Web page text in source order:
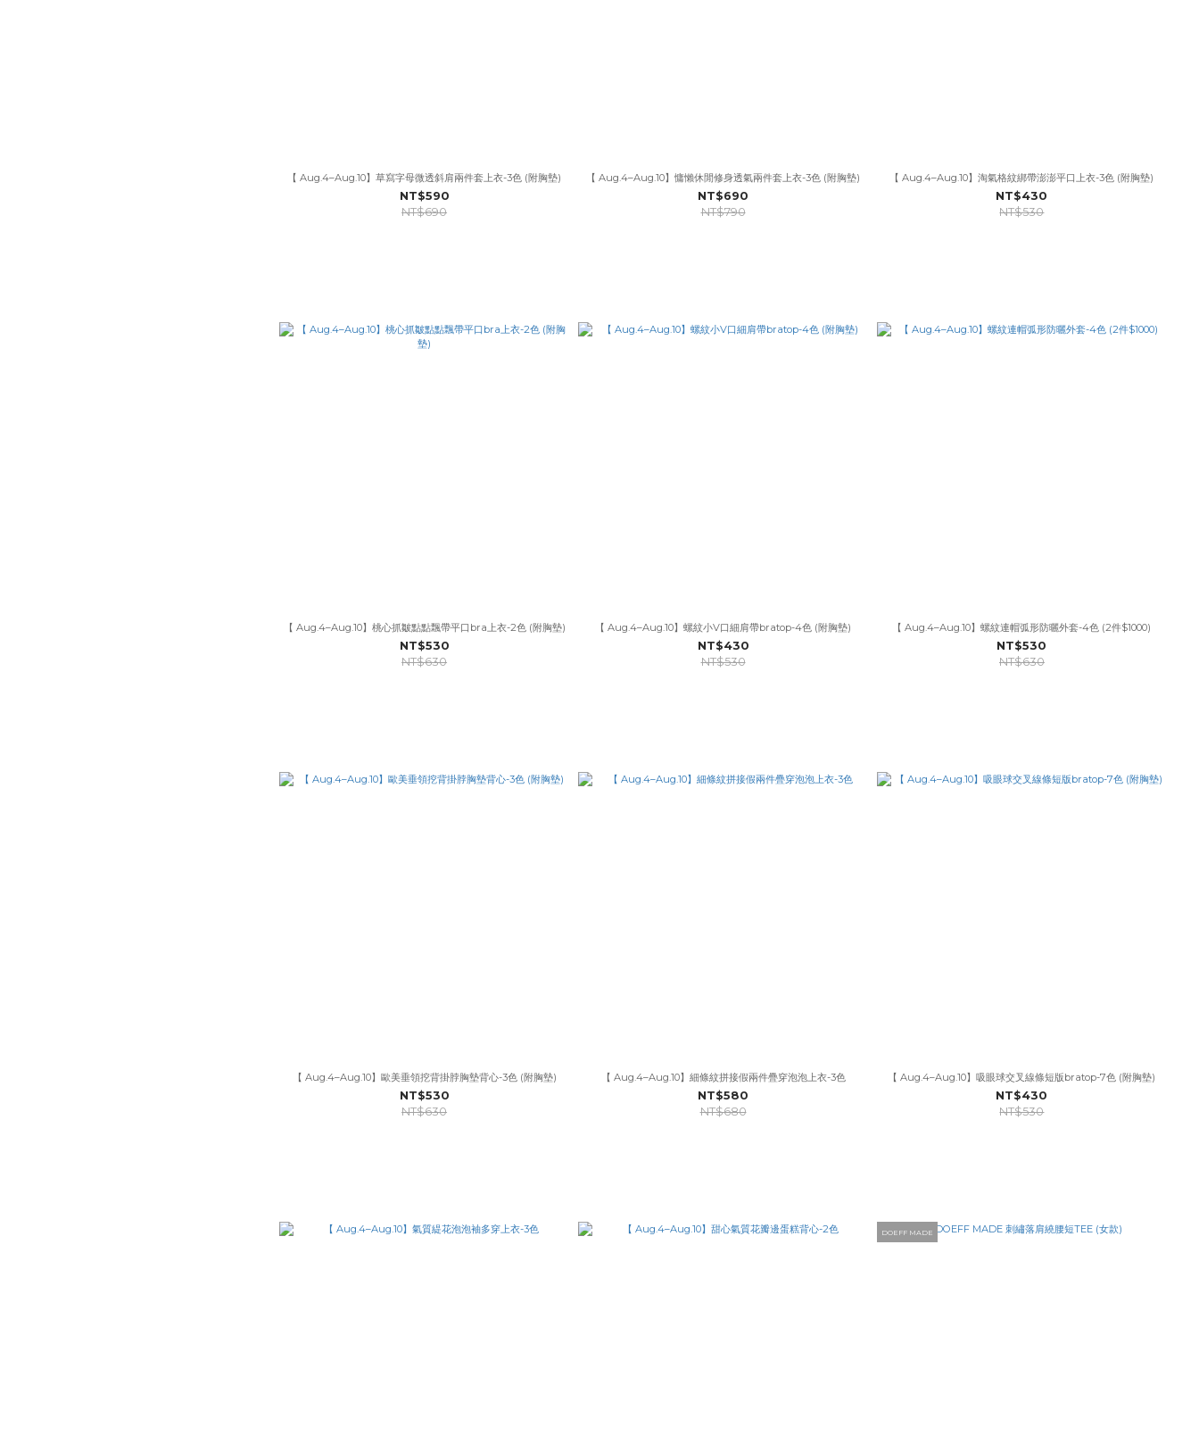
【 Aug.4–Aug.10】草寫字母微透斜肩兩件套上衣-3色 (附胸墊)
NT$590
NT$690
【 Aug.4–Aug.10】慵懶休閒修身透氣兩件套上衣-3色 (附胸墊)
NT$690
NT$790
【 Aug.4–Aug.10】淘氣格紋綁帶澎澎平口上衣-3色 (附胸墊)
NT$430
NT$530
【 Aug.4–Aug.10】桃心抓皺點點飄帶平口bra上衣-2色 (附胸墊)
NT$530
NT$630
【 Aug.4–Aug.10】螺紋小V口細肩帶bratop-4色 (附胸墊)
NT$430
NT$530
【 Aug.4–Aug.10】螺紋連帽弧形防曬外套-4色 (2件$1000)
NT$530
NT$630
【 Aug.4–Aug.10】歐美垂領挖背掛脖胸墊背心-3色 (附胸墊)
NT$530
NT$630
【 Aug.4–Aug.10】細條紋拼接假兩件疊穿泡泡上衣-3色
NT$580
NT$680
【 Aug.4–Aug.10】吸眼球交叉線條短版bratop-7色 (附胸墊)
NT$430
NT$530
DOEFF MADE